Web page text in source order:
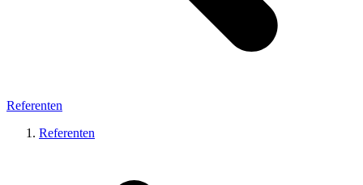
Referenten
Referenten